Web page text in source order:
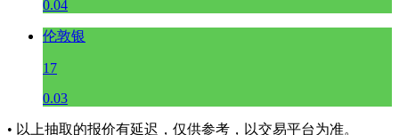
0.04
伦敦银
17
0.03
• 以上抽取的报价有延迟，仅供参考，以交易平台为准。